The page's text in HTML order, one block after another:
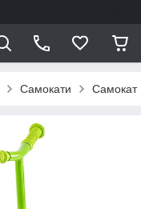
Самокати Самокат